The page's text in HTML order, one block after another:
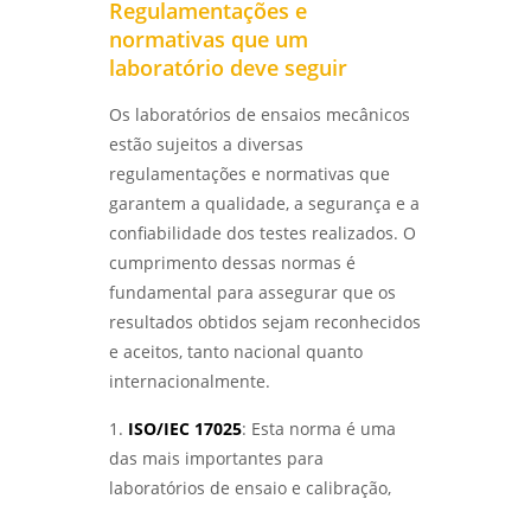
Regulamentações e
normativas que um
laboratório deve seguir
Os laboratórios de ensaios mecânicos
estão sujeitos a diversas
regulamentações e normativas que
garantem a qualidade, a segurança e a
confiabilidade dos testes realizados. O
cumprimento dessas normas é
fundamental para assegurar que os
resultados obtidos sejam reconhecidos
e aceitos, tanto nacional quanto
internacionalmente.
1. ISO/IEC 17025: Esta norma é uma
das mais importantes para
laboratórios de ensaio e calibração,